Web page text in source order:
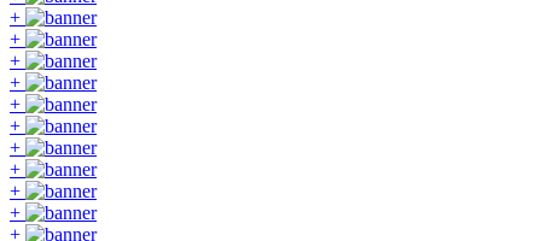
+
+
+
+
+
+
+
+
+
+
+